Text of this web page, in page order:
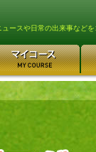
ースや日常の出来事など